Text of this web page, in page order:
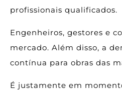
profissionais qualificados.
Engenheiros, gestores e
mercado. Além disso, a
contínua para obras das
É justamente em